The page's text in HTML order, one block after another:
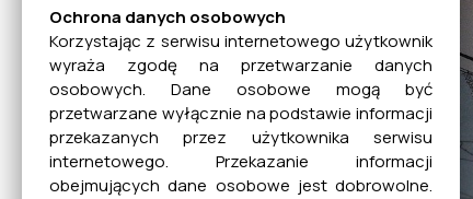
Planowanie
Przestrzenne
Rada Miejska
Ochrona danych osobowych
Korzystając z serwisu internetowego użytkownik
wyraża zgodę na przetwarzanie danych
osobowych. Dane osobowe mogą być
przetwarzane wyłącznie na podstawie informacji
przekazanych przez użytkownika serwisu
internetowego. Przekazanie informacji
obejmujących dane osobowe jest dobrowolne.